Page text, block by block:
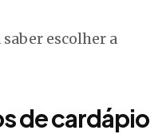
escolher a
de cardápio